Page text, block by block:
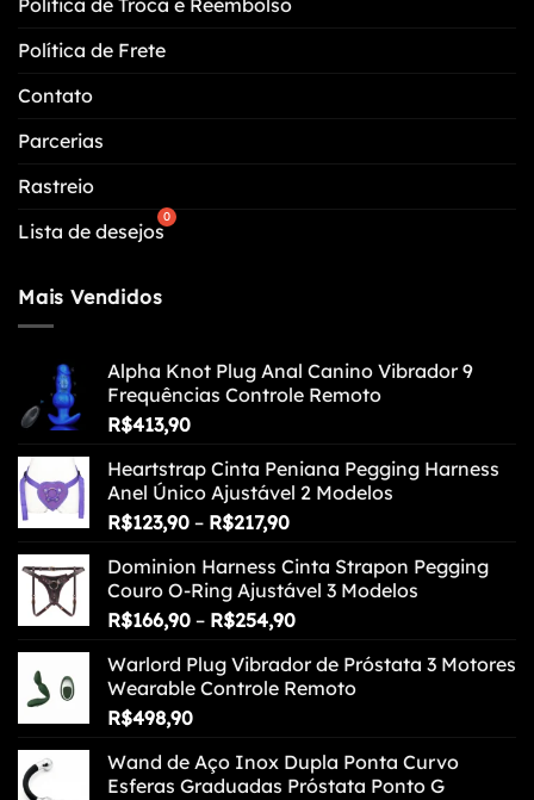
Política de Frete
Contato
Parcerias
Rastreio
Lista de desejos
Mais Vendidos
Alpha Knot Plug Anal Canino Vibrador 9
Frequências Controle Remoto
R$413,90
Heartstrap Cinta Peniana Pegging Harness
Anel Único Ajustável 2 Modelos
R$123,90 – R$217,90Faixa
preço:
R$123,90
através
Dominion Harness Cinta Strapon Pegging
Couro O-Ring Ajustável 3 Modelos
R$166,90 – R$254,90Faixa
preço:
R$166,90
Warlord Plug Vibrador de Próstata 3 Motores
Wearable Controle Remoto
R$498,90
Wand de Aço Inox Dupla Ponta Curvo
Esferas Graduadas Próstata Ponto G